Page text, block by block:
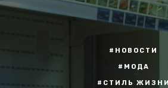
#НОВОСТИ
#МОДА
#СТИЛЬ ЖИЗНИ